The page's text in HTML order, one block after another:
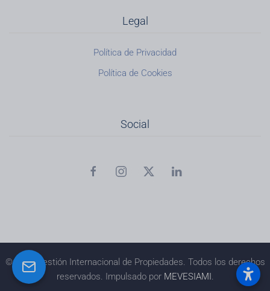
Legal
Política de Privacidad
Política de Cookies
Social
©2026Gestión Internacional de Propiedades. Todos los derechos
reservados. Impulsado por MEVESIAMI.